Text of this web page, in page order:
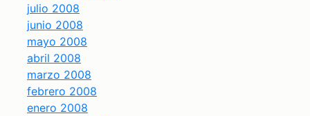
julio 2008
junio 2008
mayo 2008
abril 2008
marzo 2008
febrero 2008
enero 2008